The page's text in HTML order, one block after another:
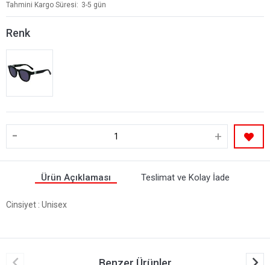
Tahmini Kargo Süresi
3-5 gün
Renk
- +
Ürün Açıklaması Teslimat ve Kolay İade
Cinsiyet : Unisex